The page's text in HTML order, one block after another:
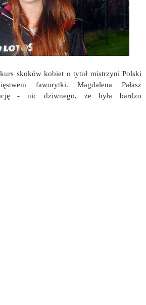
skoków kobiet o tytuł mistrzyni Polski
faworytki. Magdalena Pałasz
- nic dziwnego, że była bardzo